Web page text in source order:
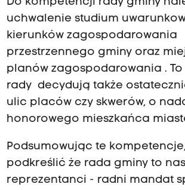
uchwalenie studium
kierunków zagospodarowania
przestrzennego gminy oraz
planów zagospodarowania . To
rady decydują także
ulic placów czy skwerów, o
honorowego mieszkańca
Podsumowując te
podkreślić że rada gminy to
reprezentanci - radni mandat